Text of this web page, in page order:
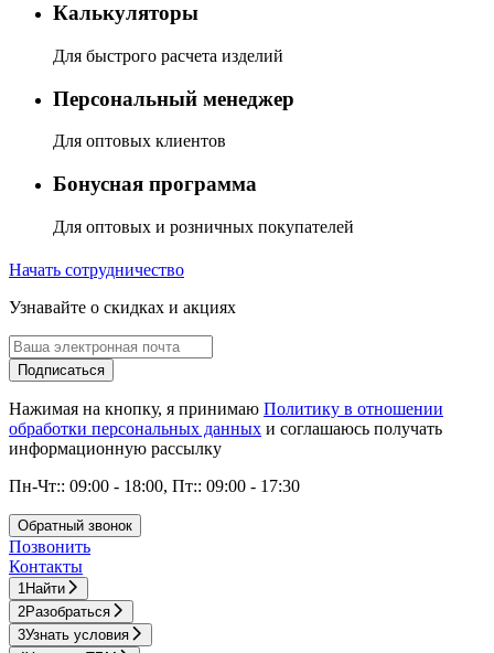
Калькуляторы
Для быстрого расчета изделий
Персональный менеджер
Для оптовых клиентов
Бонусная программа
Для оптовых и розничных покупателей
Начать сотрудничество
Узнавайте о скидках и акциях
Подписаться
Нажимая на кнопку, я принимаю Политику в отношении
обработки персональных данных и соглашаюсь получать
информационную рассылку
Пн-Чт:: 09:00 - 18:00, Пт:: 09:00 - 17:30
Обратный звонок
Позвонить
Контакты
1 Найти
2Разобраться
3Узнать условия